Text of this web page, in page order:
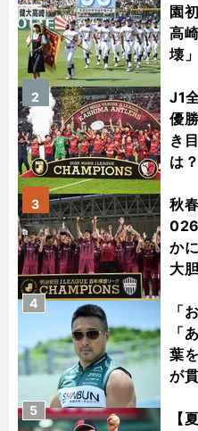
園
高
壊
J1
優
き
は？
2
秋
か
大
3
「
「
葉
が
4
【
5